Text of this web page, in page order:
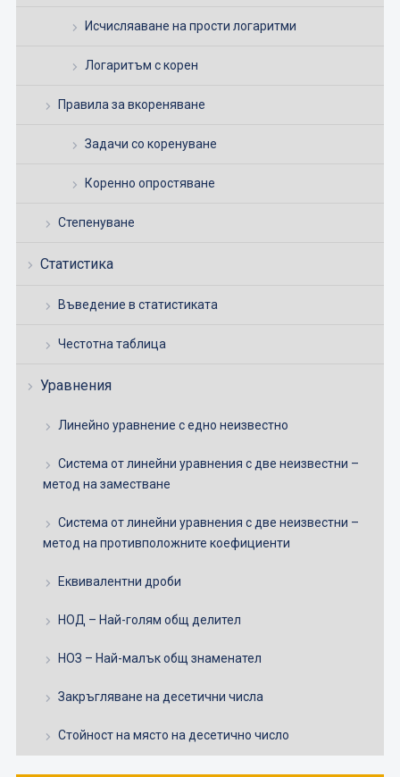
Исчисляаване на прости логаритми
Логаритъм с корен
Правила за вкореняване
Задачи со коренуване
Коренно опростяване
Степенуване
Статистика
Въведение в статистиката
Честотна таблица
Уравнения
Линейно уравнение с едно неизвестно
Система от линейни уравнения с две неизвестни –
метод на заместване
Система от линейни уравнения с две неизвестни –
метод на противположните коефициенти
Еквивалентни дроби
НОД – Най-голям общ делител
НОЗ – Най-малък общ знаменател
Закръгляване на десетични числа
Стойност на място на десетично число